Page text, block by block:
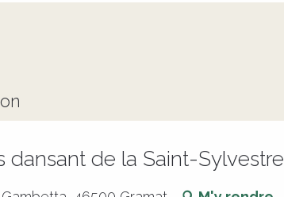
dansant de la Saint-Sylvestre